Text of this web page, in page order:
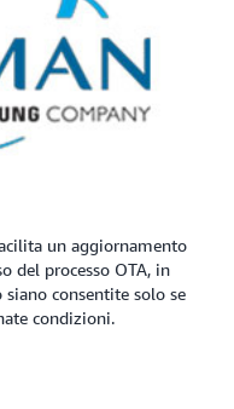
un aggiornamento
del processo OTA, in
consentite solo se
condizioni.